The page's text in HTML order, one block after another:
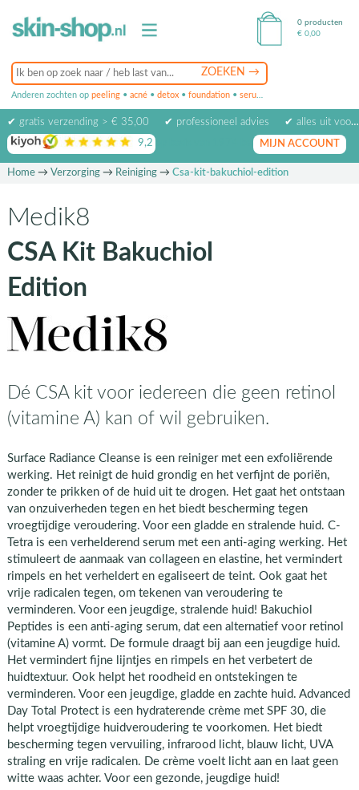
Anderen zochten op peeling • acné • detox • foundation • serum
0 producten
€ 0,00
✔ gratis verzending > € 35,00 ✔ professioneel advies
✔ alles uit voorraad leverbaar
9,2 op basis van beoordelingen
MIJN ACCOUNT
Home→ Verzorging→ Reiniging→ Csa-kit-bakuchiol-edition
Medik8
CSA Kit Bakuchiol
Edition
Dé CSA kit voor iedereen die geen retinol
(vitamine A) kan of wil gebruiken.
Surface Radiance Cleanse is een reiniger met een exfoliërende
werking. Het reinigt de huid grondig en het verfijnt de poriën,
zonder te prikken of de huid uit te drogen. Het gaat het ontstaan
van onzuiverheden tegen en het biedt bescherming tegen
vroegtijdige veroudering. Voor een gladde en stralende huid. C-
Tetra is een verhelderend serum met een anti-aging werking. Het
stimuleert de aanmaak van collageen en elastine, het vermindert
rimpels en het verheldert en egaliseert de teint. Ook gaat het
vrije radicalen tegen, om tekenen van veroudering te
verminderen. Voor een jeugdige, stralende huid! Bakuchiol
Peptides is een anti-aging serum, dat een alternatief voor retinol
(vitamine A) vormt. De formule draagt bij aan een jeugdige huid.
Het vermindert fijne lijntjes en rimpels en het verbetert de
huidtextuur. Ook helpt het roodheid en ontstekingen te
verminderen. Voor een jeugdige, gladde en zachte huid. Advanced
Day Total Protect is een hydraterende crème met SPF 30, die
helpt vroegtijdige huidveroudering te voorkomen. Het biedt
bescherming tegen vervuiling, infrarood licht, blauw licht, UVA
straling en vrije radicalen. De crème voelt licht aan en laat geen
witte waas achter. Voor een gezonde, jeugdige huid!